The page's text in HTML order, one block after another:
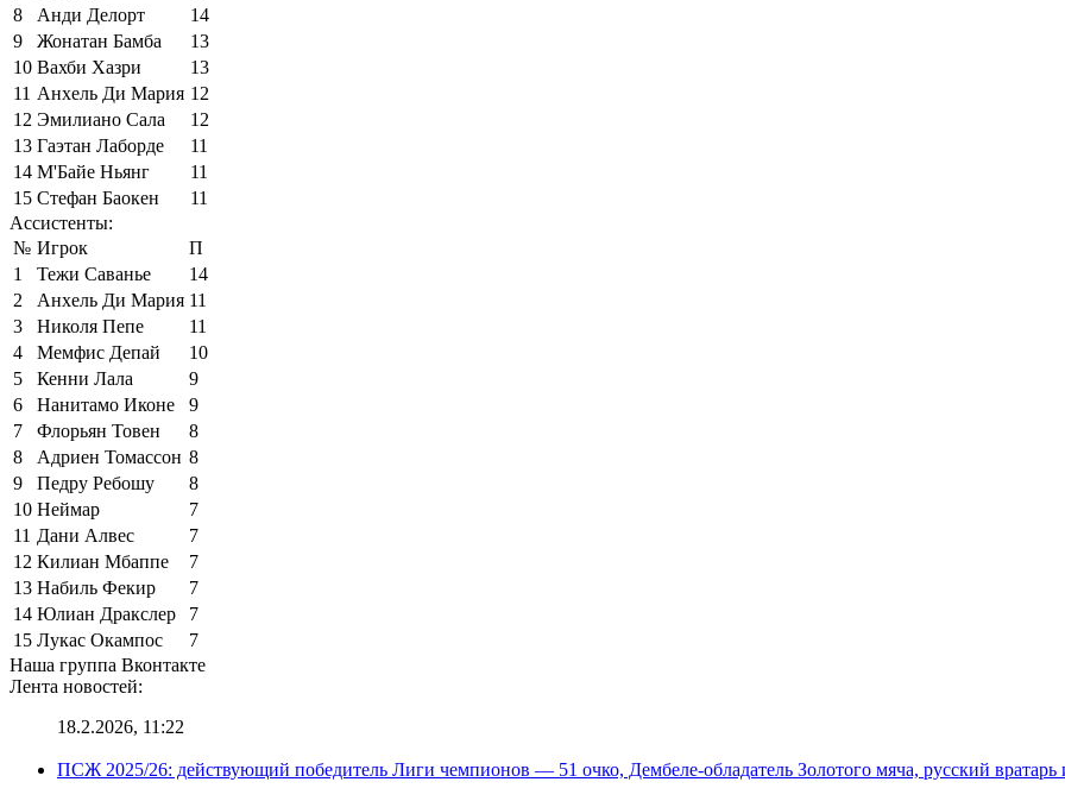
8
Анди Делорт
14
9
Жонатан Бамба
13
10 Вахби Хазри
13
11 Анхель Ди Мария 12
12 Эмилиано Сала
12
13 Гаэтан Лаборде
11
14 М'Байе Ньянг
11
15 Стефан Баокен
11
Ассистенты:
№ Игрок
П
1
Тежи Саванье
14
2
Анхель Ди Мария 11
3
Николя Пепе
11
4
Мемфис Депай
10
5
Кенни Лала
9
6
Нанитамо Иконе
9
7
Флорьян Товен
8
8
Адриен Томассон 8
9
Педру Ребошу
8
10 Неймар
7
11 Дани Алвес
7
12 Килиан Мбаппе
7
13 Набиль Фекир
7
14 Юлиан Дракслер
7
15 Лукас Окампос
7
Наша группа Вконтакте
Лента новостей:
18.2.2026, 11:22
ПСЖ 2025/26: действующий победитель Лиги чемпионов — 51 очко, Дембеле-обладатель Золотого мяча, русский вратарь